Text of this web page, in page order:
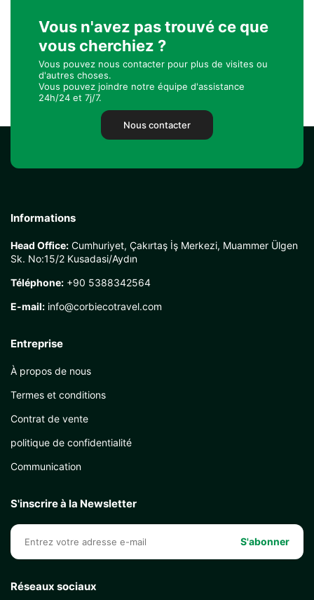
Vous n'avez pas trouvé ce que
vous cherchiez ?
Vous pouvez nous contacter pour plus de visites ou
d'autres choses.
Vous pouvez joindre notre équipe d'assistance
24h/24 et 7j/7.
Nous contacter
Informations
Head Office: Cumhuriyet, Çakırtaş İş Merkezi, Muammer Ülgen
Sk. No:15/2 Kusadasi/Aydın
Téléphone: +90 5388342564
E-mail: info@corbiecotravel.com
Entreprise
À propos de nous
Termes et conditions
Contrat de vente
politique de confidentialité
Communication
S'inscrire à la Newsletter
S'abonner
Réseaux sociaux